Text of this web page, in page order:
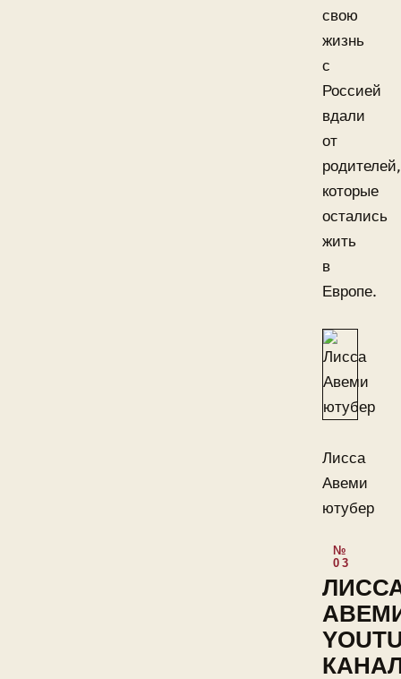
свою
жизнь
с
Россией
вдали
от
родителей,
которые
остались
жить
в
Европе.
Лисса
Авеми
ютубер